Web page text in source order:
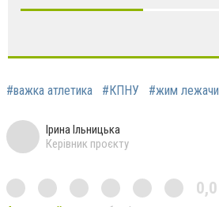
#важка атлетика #КПНУ #жим лежачи
Ірина Ільницька
Керівник проєкту
0,0